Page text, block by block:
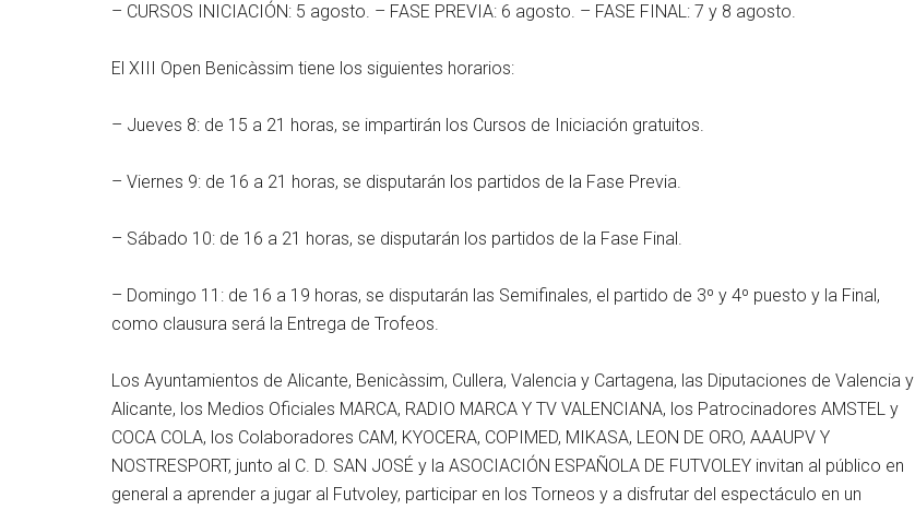
– CURSOS INICIACIÓN: 5 agosto. – FASE PREVIA: 6 agosto. – FASE FINAL: 7 y 8 agosto.
El XIII Open Benicàssim tiene los siguientes horarios:
– Jueves 8: de 15 a 21 horas, se impartirán los Cursos de Iniciación gratuitos.
– Viernes 9: de 16 a 21 horas, se disputarán los partidos de la Fase Previa.
– Sábado 10: de 16 a 21 horas, se disputarán los partidos de la Fase Final.
– Domingo 11: de 16 a 19 horas, se disputarán las Semifinales, el partido de 3º y 4º puesto y la Final,
como clausura será la Entrega de Trofeos.
Los Ayuntamientos de Alicante, Benicàssim, Cullera, Valencia y Cartagena, las Diputaciones de Valencia y
Alicante, los Medios Oficiales MARCA, RADIO MARCA Y TV VALENCIANA, los Patrocinadores AMSTEL y
COCA COLA, los Colaboradores CAM, KYOCERA, COPIMED, MIKASA, LEON DE ORO, AAAUPV Y
NOSTRESPORT, junto al C. D. SAN JOSÉ y la ASOCIACIÓN ESPAÑOLA DE FUTVOLEY invitan al público en
general a aprender a jugar al Futvoley, participar en los Torneos y a disfrutar del espectáculo en un